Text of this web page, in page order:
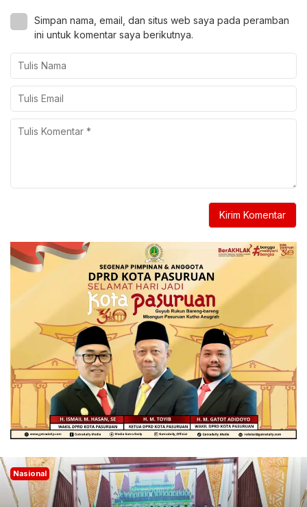
Simpan nama, email, dan situs web saya pada peramban
ini untuk komentar saya berikutnya.
Nasional